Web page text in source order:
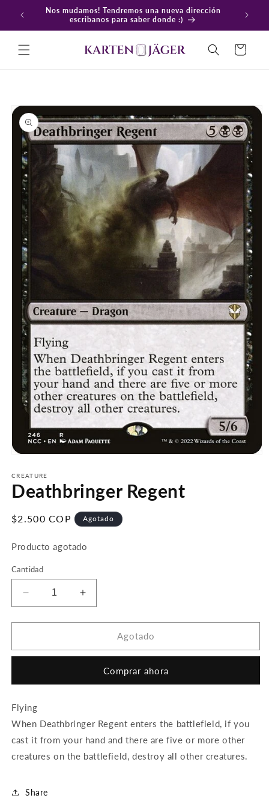
directamenteNos mudamos! Tendremos una nueva dirección
escribanos para saber donde :)
Carrito
directamente
a la
información
del producto
multimedia
1
en
modal
CREATURE
Deathbringer Regent
Precio
$2.500 COP Agotado
Producto agotado
Cantidad
Reducir
cantidad
para
Regent
Aumentar
cantidad
para
Deathbringer
Regent
Agotado
Comprar ahora
Flying
When Deathbringer Regent enters the battlefield, if you
cast it from your hand and there are five or more other
creatures on the battlefield, destroy all other creatures.
Share